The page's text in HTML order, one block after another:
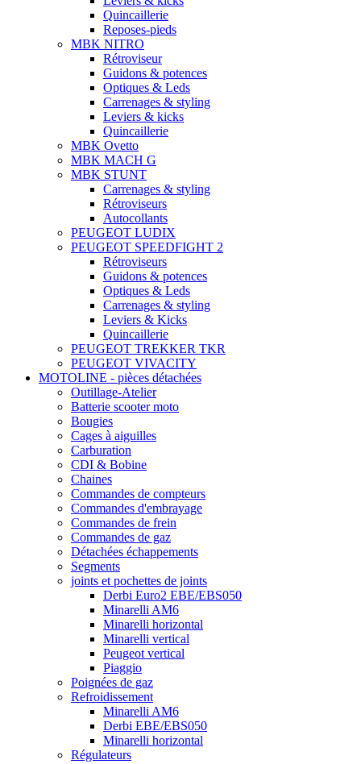
Quincaillerie
Reposes-pieds
MBK NITRO
Rétroviseur
Guidons & potences
Optiques & Leds
Carrenages & styling
Leviers & kicks
Quincaillerie
MBK Ovetto
MBK MACH G
MBK STUNT
Carrenages & styling
Rétroviseurs
Autocollants
PEUGEOT LUDIX
PEUGEOT SPEEDFIGHT 2
Rétroviseurs
Guidons & potences
Optiques & Leds
Carrenages & styling
Leviers & Kicks
Quincaillerie
PEUGEOT TREKKER TKR
PEUGEOT VIVACITY
MOTOLINE - pièces détachées
Outillage-Atelier
Batterie scooter moto
Bougies
Cages à aiguilles
Carburation
CDI & Bobine
Chaines
Commandes de compteurs
Commandes d'embrayage
Commandes de frein
Commandes de gaz
Détachées échappements
Segments
joints et pochettes de joints
Derbi Euro2 EBE/EBS050
Minarelli AM6
Minarelli horizontal
Minarelli vertical
Peugeot vertical
Piaggio
Poignées de gaz
Refroidissement
Minarelli AM6
Derbi EBE/EBS050
Minarelli horizontal
Régulateurs